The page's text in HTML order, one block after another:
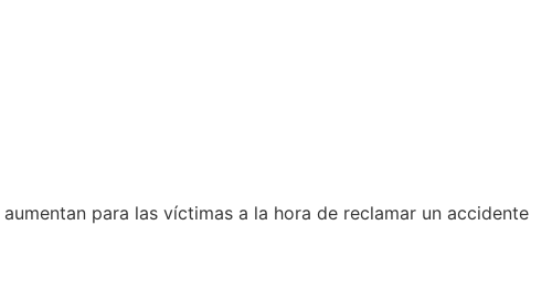
aumentan para las víctimas a la hora de reclamar un accidente